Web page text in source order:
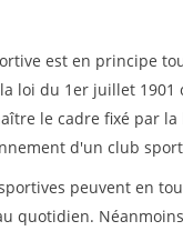
est en principe
loi du 1er juillet 1901
le cadre fixé par
d'un club
peuvent en
quotidien.